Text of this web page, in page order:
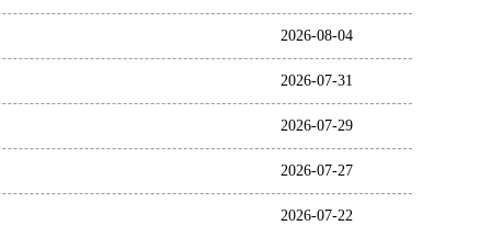
2026-08-04
2026-07-31
2026-07-29
2026-07-27
2026-07-22